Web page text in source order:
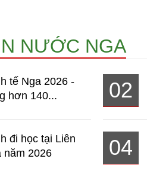
NƯỚC NGA
tế Nga 2026 -
hơn 140...
02
đi học tại Liên
năm 2026
04